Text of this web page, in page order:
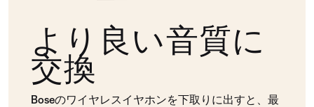
より良い音質に
交換
Boseのワイヤレスイヤホンを下取りに出すと、最